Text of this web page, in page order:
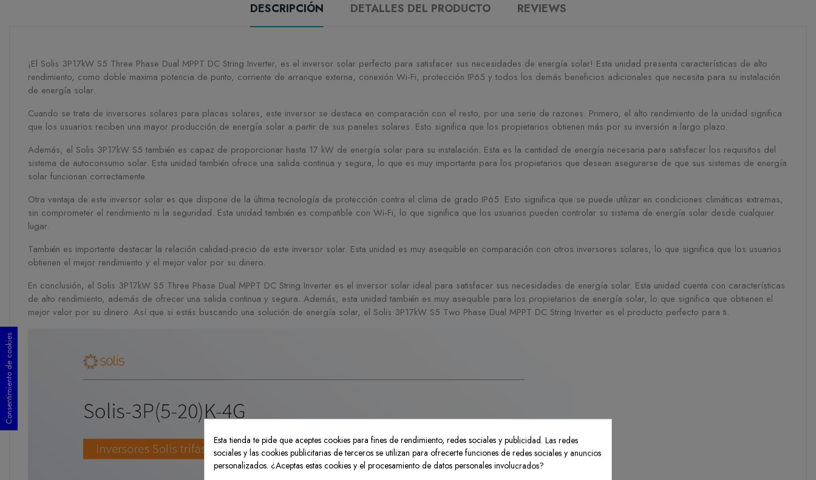
DESCRIPCIÓN DETALLES DEL PRODUCTO REVIEWS
¡El Solis 3P17kW S5 Three Phase Dual MPPT DC String Inverter, es el inversor solar perfecto para satisfacer sus necesidades de energía solar! Esta unidad presenta características de alto
rendimiento, como doble maxima potencia de punto, corriente de arranque externa, conexión Wi-Fi, protección IP65 y todos los demás beneficios adicionales que necesita para su instalación
de energía solar.
Cuando se trata de inversores solares para placas solares, este inversor se destaca en comparación con el resto, por una serie de razones. Primero, el alto rendimiento de la unidad significa
que los usuarios reciben una mayor producción de energía solar a partir de sus paneles solares. Esto significa que los propietarios obtienen más por su inversión a largo plazo.
Además, el Solis 3P17kW S5 también es capaz de proporcionar hasta 17 kW de energía solar para su instalación. Esta es la cantidad de energía necesaria para satisfacer los requisitos del
sistema de autoconsumo solar. Esta unidad también ofrece una salida continua y segura, lo que es muy importante para los propietarios que desean asegurarse de que sus sistemas de energía
solar funcionan correctamente.
Otra ventaja de este inversor solar es que dispone de la última tecnología de protección contra el clima de grado IP65. Esto significa que se puede utilizar en condiciones climáticas extremas,
sin comprometer el rendimiento ni la seguridad. Esta unidad también es compatible con Wi-Fi, lo que significa que los usuarios pueden controlar su sistema de energía solar desde cualquier
lugar.
También es importante destacar la relación calidad-precio de este inversor solar. Esta unidad es muy asequible en comparación con otros inversores solares, lo que significa que los usuarios
obtienen el mejor rendimiento y el mejor valor por su dinero.
En conclusión, el Solis 3P17kW S5 Three Phase Dual MPPT DC String Inverter es el inversor solar ideal para satisfacer sus necesidades de energía solar. Esta unidad cuenta con características
de alto rendimiento, además de ofrecer una salida continua y segura. Además, esta unidad también es muy asequible para los propietarios de energía solar, lo que significa que obtienen el
mejor valor por su dinero. Así que si estás buscando una solución de energía solar, el Solis 3P17kW S5 Two Phase Dual MPPT DC String Inverter es el producto perfecto para ti.
Esta tienda te pide que aceptes cookies para fines de rendimiento, redes sociales y publicidad. Las redes
sociales y las cookies publicitarias de terceros se utilizan para ofrecerte funciones de redes sociales y anuncios
personalizados. ¿Aceptas estas cookies y el procesamiento de datos personales involucrados?
Consentimiento de cookies